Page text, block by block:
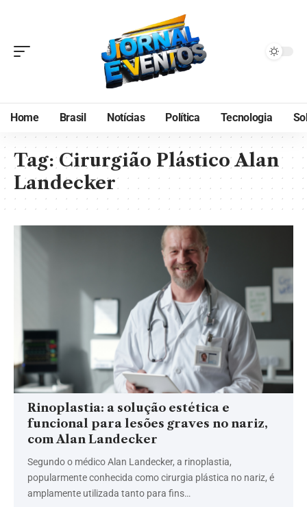
Home Brasil Notícias Política Tecnologia
Tag:Cirurgião Plástico Alan
Landecker
Rinoplastia: a solução estética e
funcional para lesões graves no nariz,
com Alan Landecker
Segundo o médico Alan Landecker, a rinoplastia,
popularmente conhecida como cirurgia plástica no nariz, é
amplamente utilizada tanto para fins…